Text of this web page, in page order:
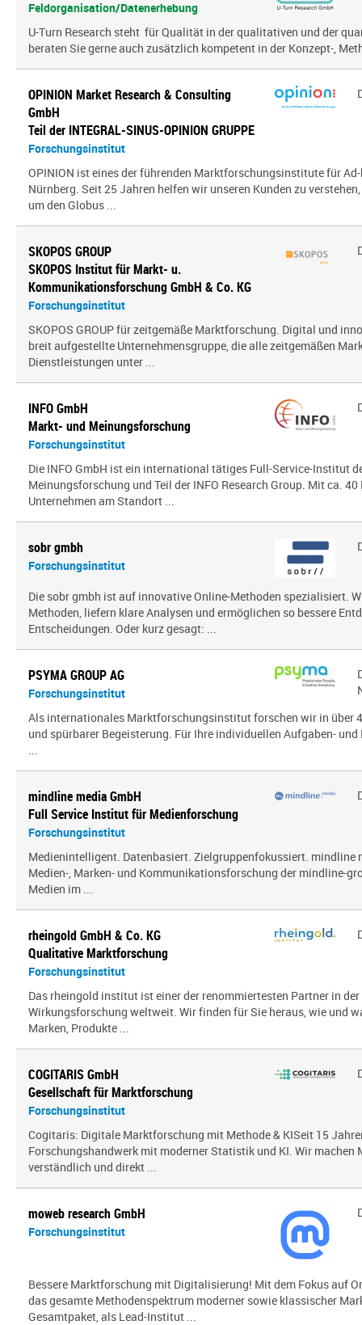
Feldorganisation/Datenerhebung
U-Turn Research steht für Qualität in der qualitativen und der
beraten Sie gerne auch zusätzlich kompetent in der Konzept-,
OPINION Market Research & Consulting
GmbH
Teil der INTEGRAL-SINUS-OPINION GRUPPE
Forschungsinstitut
OPINION ist eines der führenden Marktforschungsinstitute für
Nürnberg. Seit 25 Jahren helfen wir unseren Kunden zu
um den Globus ...
SKOPOS GROUP
SKOPOS Institut für Markt- u.
Kommunikationsforschung GmbH & Co. KG
Forschungsinstitut
SKOPOS GROUP für zeitgemäße Marktforschung. Digital und
breit aufgestellte Unternehmensgruppe, die alle zeitgemäßen
Dienstleistungen unter ...
INFO GmbH
Markt- und Meinungsforschung
Forschungsinstitut
Die INFO GmbH ist ein international tätiges Full-Service-Institut
Meinungsforschung und Teil der INFO Research Group. Mit ca.
Unternehmen am Standort ...
sobr gmbh
Forschungsinstitut
Die sobr gmbh ist auf innovative Online-Methoden spezialisiert.
Methoden, liefern klare Analysen und ermöglichen so bessere
Entscheidungen. Oder kurz gesagt: ...
PSYMA GROUP AG
Forschungsinstitut
Als internationales Marktforschungsinstitut forschen wir in über
und spürbarer Begeisterung. Für Ihre individuellen Aufgaben-
...
mindline media GmbH
Full Service Institut für Medienforschung
Forschungsinstitut
Medienintelligent. Datenbasiert. Zielgruppenfokussiert. mindline
Medien-, Marken- und Kommunikationsforschung der mindline-
Medien im ...
rheingold GmbH & Co. KG
Qualitative Marktforschung
Forschungsinstitut
Das rheingold institut ist einer der renommiertesten Partner in
Wirkungsforschung weltweit. Wir finden für Sie heraus, wie und
Marken, Produkte ...
COGITARIS GmbH
Gesellschaft für Marktforschung
Forschungsinstitut
Cogitaris: Digitale Marktforschung mit Methode & KISeit 15
Forschungshandwerk mit moderner Statistik und KI. Wir machen
verständlich und direkt ...
moweb research GmbH
Forschungsinstitut
Bessere Marktforschung mit Digitalisierung! Mit dem Fokus auf
das gesamte Methodenspektrum moderner sowie klassischer
Gesamtpaket, als Lead-Institut ...